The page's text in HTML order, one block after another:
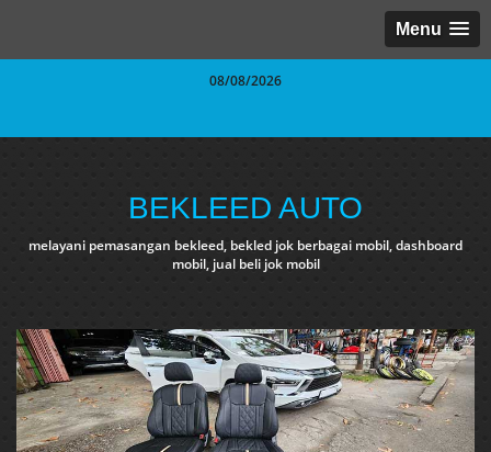
Menu
08/08/2026
BEKLEED AUTO
melayani pemasangan bekleed, bekled jok berbagai mobil, dashboard
mobil, jual beli jok mobil